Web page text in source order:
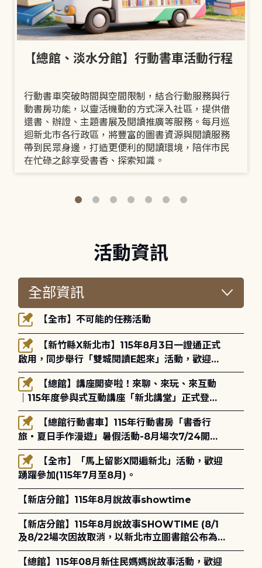
【總館、淡水分館】行動書車活動行程
行動書車突破時間與空間限制，結合行動服務與行
動書房功能，以靈活機動的方式深入社區，提供借
還書、辦證、主題書展及閱讀推廣等服務。每月巡
迴新北市各行政區，將豐富的圖書資源與閱讀服務
帶到民眾身邊，打造更便利的閱讀環境，陪伴市民
在忙碌之餘享受書香、探索知識。
活動資訊
【全市】不可能的任務活動
啟用，同步舉行「雙城閱讀E起來」活動，歡迎踴
躍參加(115年8月3日至10月4日)。
｜115年度參與式互動講座「新北講堂」正式登
場！
旅・夏日手作漫遊」暑假活動-8月場次7/24開始
報名
踴躍參加(115年7月至8月)。
【新店分館】115年8月說故事showtime
【新店分館】115年8月說故事SHOWTIME (8/1
及8/22場次因故取消，以新北市立圖書館公布為
主)
【總館】115年08月新住民媽媽說故事活動，歡迎